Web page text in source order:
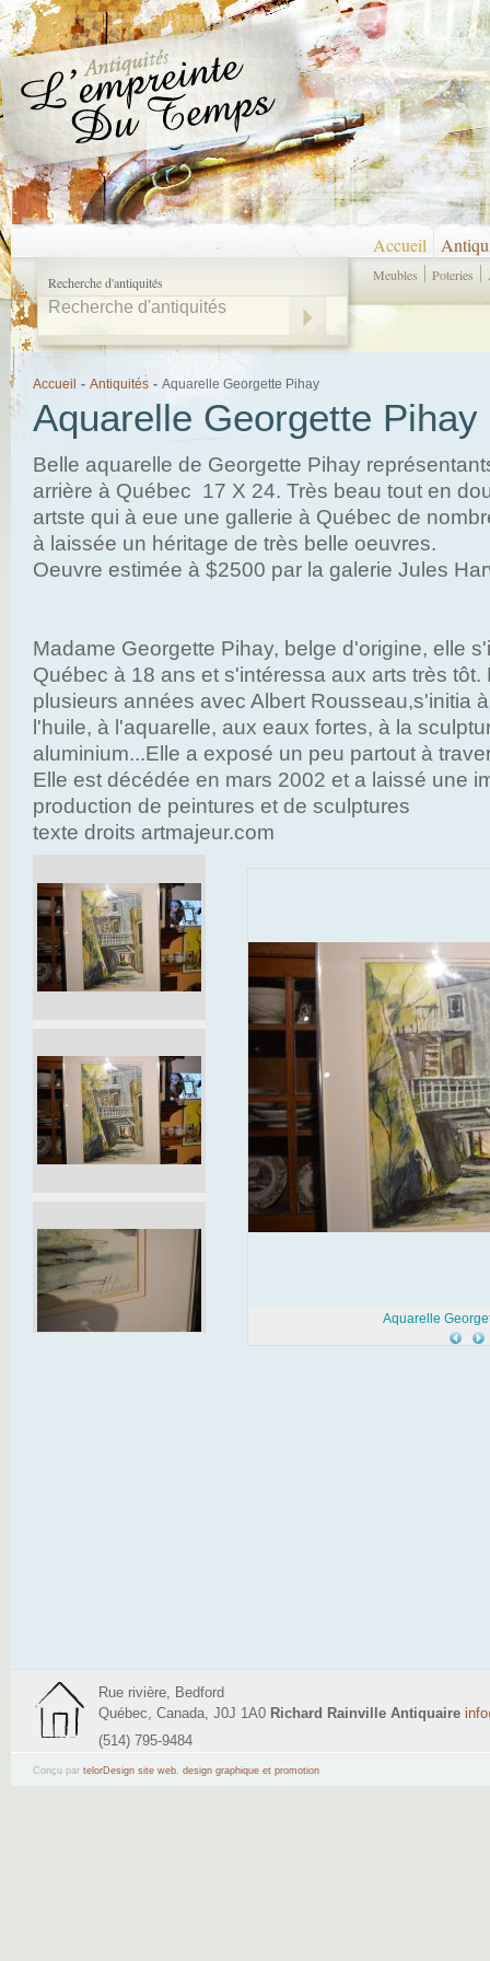
Recherche d'antiquités
Accueil
Meubles Poteries
Accueil - Antiquités - Aquarelle Georgette Pihay
Aquarelle Georgette Pihay
Belle aquarelle de Georgette Pihay
arrière à Québec 17 X 24. Très beau tout en
artste qui à eue une gallerie à Québec de
à laissée un héritage de très belle oeuvres.
Oeuvre estimée à $2500 par la galerie Jules
Madame Georgette Pihay, belge d'origine, elle
Québec à 18 ans et s'intéressa aux arts très tôt.
plusieurs années avec Albert Rousseau,s'initia
l'huile, à l'aquarelle, aux eaux fortes, à la
aluminium...Elle a exposé un peu partout à
Elle est décédée en mars 2002 et a laissé une
production de peintures et de sculptures
texte droits artmajeur.com
Aquarelle
Rue rivière, Bedford
Québec, Canada, J0J 1A0 Richard Rainville Antiquaire
(514) 795-9484
Conçu par telorDesign site web, design graphique et promotion